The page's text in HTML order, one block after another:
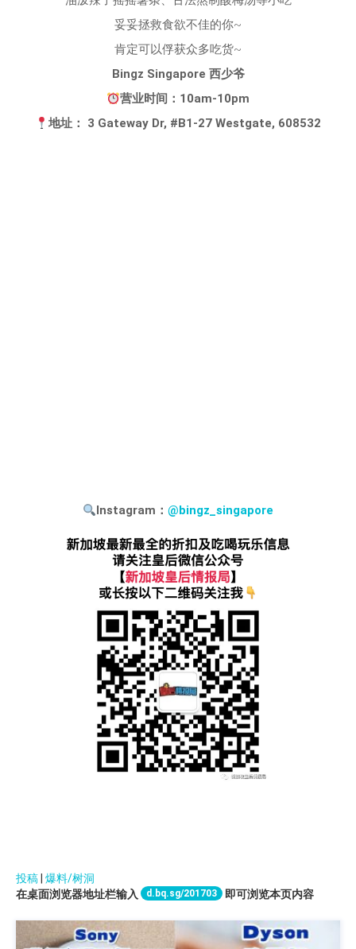
妥妥拯救食欲不佳的你~
肯定可以俘获众多吃货~
Bingz Singapore 西少爷
营业时间：10am-10pm
地址： 3 Gateway Dr, #B1-27 Westgate, 608532
Instagram：@bingz_singapore
投稿 爆料/树洞
在桌面浏览器地址栏输入
d.bq.sg/201703 即可浏览本页内容